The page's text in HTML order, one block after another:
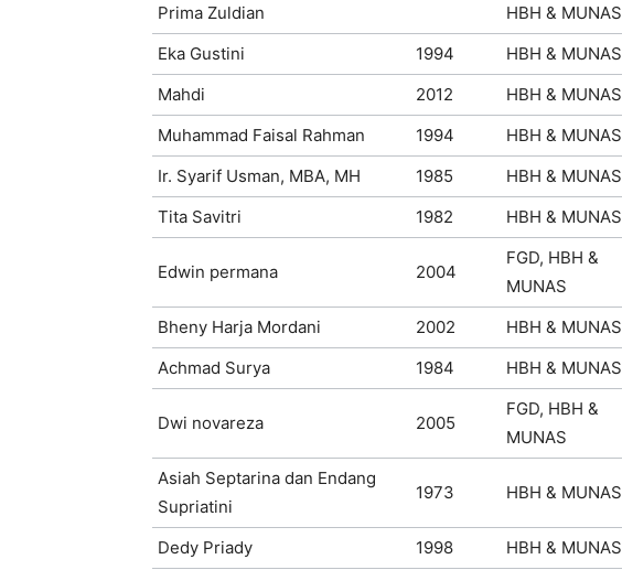
Prima Zuldian
HBH & MUNAS
Eka Gustini
1994
HBH & MUNAS
Mahdi
2012
HBH & MUNAS
Muhammad Faisal Rahman
1994
HBH & MUNAS
Ir. Syarif Usman, MBA, MH
1985
HBH & MUNAS
Tita Savitri
1982 HBH & MUNAS
Edwin permana 2004
FGD, HBH &
MUNAS
Bheny Harja Mordani
2002
HBH & MUNAS
Achmad Surya
1984 HBH & MUNAS
Dwi novareza 2005
FGD, HBH &
MUNAS
Asiah Septarina dan Endang
Supriatini
1973 HBH & MUNAS
Dedy Priady 1998 HBH & MUNAS